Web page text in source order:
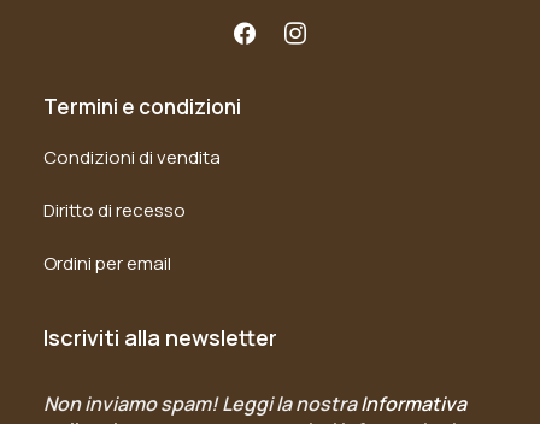
Termini e condizioni
Condizioni di vendita
Diritto di recesso
Ordini per email
Iscriviti alla newsletter
Non inviamo spam! Leggi la nostraInformativa